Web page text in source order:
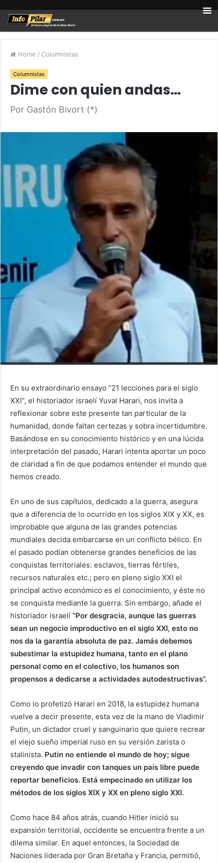
Home / Columnistas
Columnistas
Dime con quien andas…
Por Gastón Bivort (*)
En su extraordinario ensayo “21 lecciones para el siglo
XXI”, el historiador israelí Yuval Harari, nos invita a
reflexionar sobre este presente tan particular de la
humanidad, donde faltan certezas y sobra incertidumbre.
Basándose en su conocimiento histórico y en una lúcida
interpretación del pasado, Harari intenta aportar un poco
de claridad a fin de que podamos entender el mundo que
hemos creado.
En uno de sus capítulos, dedicado a la guerra, asegura
que a diferencia de lo ocurrido en los siglos XIX y XX, es
improbable que alguna de las grandes potencias
mundiales decida embarcarse en un conflicto bélico. En
el pasado podían obtenerse grandes beneficios de las
conquistas territoriales: esclavos, tierras fértiles,
recursos naturales etc.; pero en pleno siglo XXI el
principal activo económico es el conocimiento, y éste no
se conquista mediante la guerra. Sin embargo, añade el
historiador israelí “Por desgracia, aunque las guerras
sean un negocio improductivo en el siglo XXI, esto no
nos da la garantía absoluta de paz. Jamás debemos
subestimar la estupidez humana, tanto en el plano
personal como en el colectivo, los humanos son
propensos a dedicarse a actividades autodestructivas”.
Como lo profetizó Harari en 2018, la estupidez humana
vuelve a decir presente, esta vez de la mano de Vladimir
Putin, un dictador cruel y sanguinario que quiere recrear
el viejo sueño imperial ruso en su versión zarista o
stalinista. Putin no entiende el mundo de hoy; sigue
creyendo que invadir con tanques un país libre puede
reportar beneficios. Está empecinado en utilizar los
métodos de los siglos XIX y XX en pleno siglo XXI.
Como hace 84 años atrás, cuando Hitler inició su
expansión territorial, occidente se encuentra frente a un
dilema similar. En aquel entonces, la Sociedad de
Naciones liderada por Gran Bretaña y Francia, permitió,